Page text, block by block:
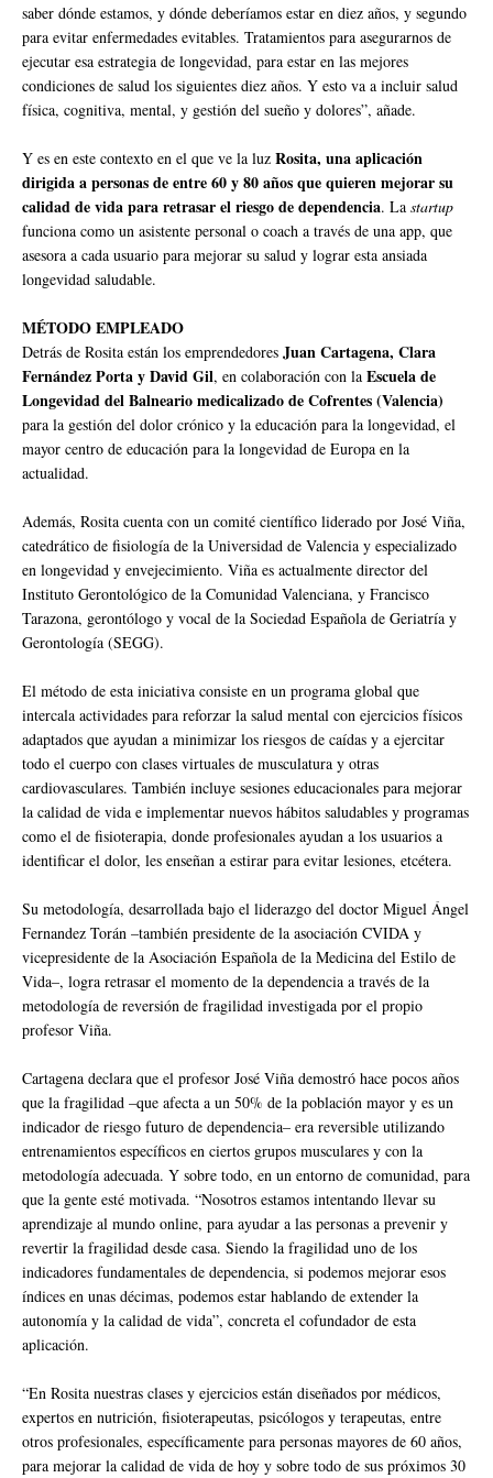
saber dónde estamos, y dónde deberíamos estar en diez años, y segundo
para evitar enfermedades evitables. Tratamientos para asegurarnos de
ejecutar esa estrategia de longevidad, para estar en las mejores
condiciones de salud los siguientes diez años. Y esto va a incluir salud
física, cognitiva, mental, y gestión del sueño y dolores”, añade.
Y es en este contexto en el que ve la luz Rosita, una aplicación
dirigida a personas de entre 60 y 80 años que quieren mejorar su
calidad de vida para retrasar el riesgo de dependencia. La startup
funciona como un asistente personal o coach a través de una app, que
asesora a cada usuario para mejorar su salud y lograr esta ansiada
longevidad saludable.
MÉTODO EMPLEADO
Detrás de Rosita están los emprendedores Juan Cartagena, Clara
Fernández Porta y David Gil, en colaboración con la Escuela de
Longevidad del Balneario medicalizado de Cofrentes (Valencia)
para la gestión del dolor crónico y la educación para la longevidad, el
mayor centro de educación para la longevidad de Europa en la
actualidad.
Además, Rosita cuenta con un comité científico liderado por José Viña,
catedrático de fisiología de la Universidad de Valencia y especializado
en longevidad y envejecimiento. Viña es actualmente director del
Instituto Gerontológico de la Comunidad Valenciana, y Francisco
Tarazona, gerontólogo y vocal de la Sociedad Española de Geriatría y
Gerontología (SEGG).
El método de esta iniciativa consiste en un programa global que
intercala actividades para reforzar la salud mental con ejercicios físicos
adaptados que ayudan a minimizar los riesgos de caídas y a ejercitar
todo el cuerpo con clases virtuales de musculatura y otras
cardiovasculares. También incluye sesiones educacionales para mejorar
la calidad de vida e implementar nuevos hábitos saludables y programas
como el de fisioterapia, donde profesionales ayudan a los usuarios a
identificar el dolor, les enseñan a estirar para evitar lesiones, etcétera.
Su metodología, desarrollada bajo el liderazgo del doctor Miguel Ángel
Fernandez Torán –también presidente de la asociación CVIDA y
vicepresidente de la Asociación Española de la Medicina del Estilo de
Vida–, logra retrasar el momento de la dependencia a través de la
metodología de reversión de fragilidad investigada por el propio
profesor Viña.
Cartagena declara que el profesor José Viña demostró hace pocos años
que la fragilidad –que afecta a un 50% de la población mayor y es un
indicador de riesgo futuro de dependencia– era reversible utilizando
entrenamientos específicos en ciertos grupos musculares y con la
metodología adecuada. Y sobre todo, en un entorno de comunidad, para
que la gente esté motivada. “Nosotros estamos intentando llevar su
aprendizaje al mundo online, para ayudar a las personas a prevenir y
revertir la fragilidad desde casa. Siendo la fragilidad uno de los
indicadores fundamentales de dependencia, si podemos mejorar esos
índices en unas décimas, podemos estar hablando de extender la
autonomía y la calidad de vida”, concreta el cofundador de esta
aplicación.
“En Rosita nuestras clases y ejercicios están diseñados por médicos,
expertos en nutrición, fisioterapeutas, psicólogos y terapeutas, entre
otros profesionales, específicamente para personas mayores de 60 años,
para mejorar la calidad de vida de hoy y sobre todo de sus próximos 30